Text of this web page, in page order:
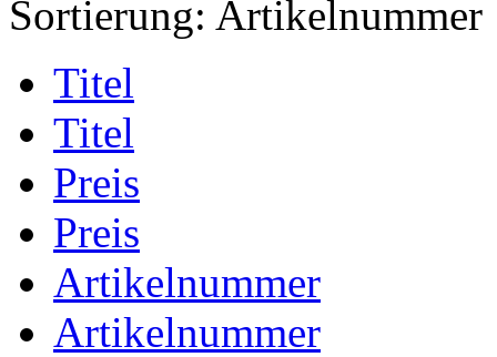
Sortierung: Artikelnummer
Titel
Titel
Preis
Preis
Artikelnummer
Artikelnummer